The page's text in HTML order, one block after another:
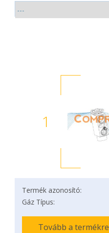
1
Termék azonosító:
Gáz Típus:
Tovább a termékre